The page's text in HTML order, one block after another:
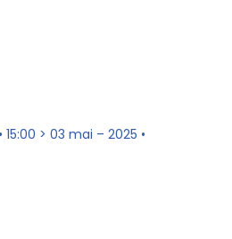
> 03 mai – 2025 •